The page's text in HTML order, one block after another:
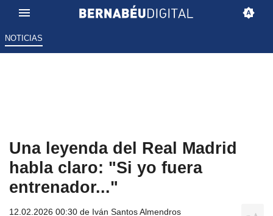
NOTICIAS
Una leyenda del Real Madrid
habla claro: "Si yo fuera
entrenador..."
12.02.2026 00:30 de Iván Santos Almendros